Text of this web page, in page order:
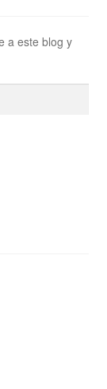
a este blog y